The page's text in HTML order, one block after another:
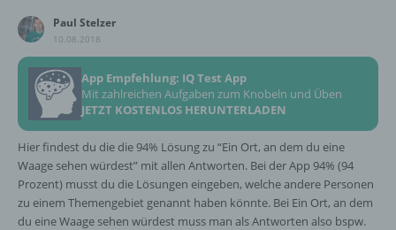
Paul Stelzer
10.08.2018
App Empfehlung: IQ Test App
Mit zahlreichen Aufgaben zum Knobeln und Üben
JETZT KOSTENLOS HERUNTERLADEN
Hier findest du die die 94% Lösung zu “Ein Ort, an dem du eine
Waage sehen würdest” mit allen Antworten. Bei der App 94% (94
Prozent) musst du die Lösungen eingeben, welche andere Personen
zu einem Themengebiet genannt haben könnte. Bei Ein Ort, an dem
du eine Waage sehen würdest muss man als Antworten also bspw.